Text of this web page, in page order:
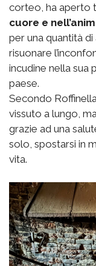
corteo, ha aperto
cuore e
per una quantità
risuonare
incudine nella sua
paese.
Secondo
vissuto a lungo,
grazie ad una
solo, spostarsi in
vita.